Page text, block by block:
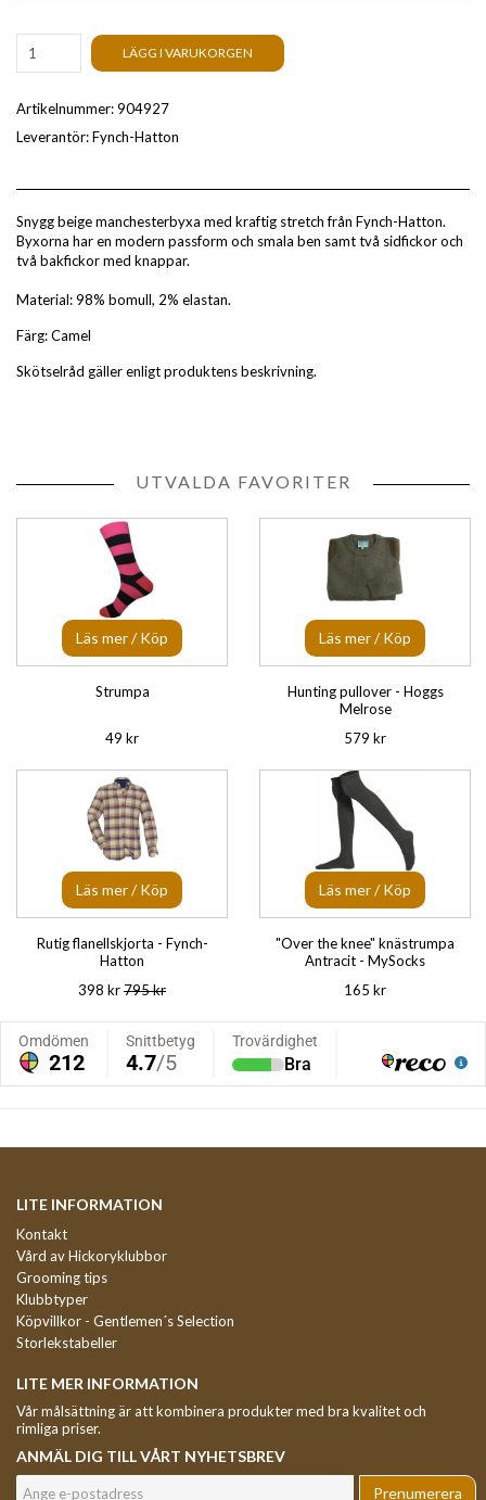
LÄGG I VARUKORGEN
Artikelnummer:904927
Leverantör:Fynch-Hatton
Snygg beige manchesterbyxa med kraftig stretch från Fynch-Hatton.
Byxorna har en modern passform och smala ben samt två sidfickor och
två bakfickor med knappar.
Material: 98% bomull, 2% elastan.
Färg: Camel
Skötselråd gäller enligt produktens beskrivning.
UTVALDA FAVORITER
Läs mer / Köp
Strumpa
49 kr
Läs mer / Köp
Hunting pullover - Hoggs
Melrose
579 kr
Läs mer / Köp
Rutig flanellskjorta - Fynch-
Hatton
398 kr795 kr
Läs mer / Köp
"Over the knee" knästrumpa
Antracit - MySocks
165 kr
LITE INFORMATION
Kontakt
Vård av Hickoryklubbor
Grooming tips
Klubbtyper
Köpvillkor - Gentlemen´s Selection
Storlekstabeller
LITE MER INFORMATION
Vår målsättning är att kombinera produkter med bra kvalitet och
rimliga priser.
ANMÄL DIG TILL VÅRT NYHETSBREV
Prenumerera